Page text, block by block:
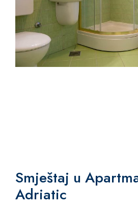
Smještaj u
Adriatic